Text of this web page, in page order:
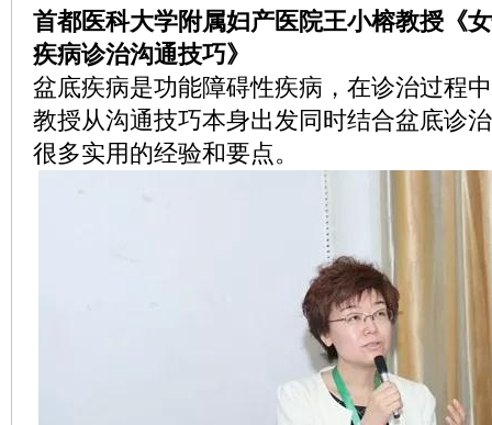
首都医科大学附属妇产医院王小榕教授《
疾病诊治沟通技巧》
盆底疾病是功能障碍性疾病，在诊治过程
教授从沟通技巧本身出发同时结合盆底诊
很多实用的经验和要点。